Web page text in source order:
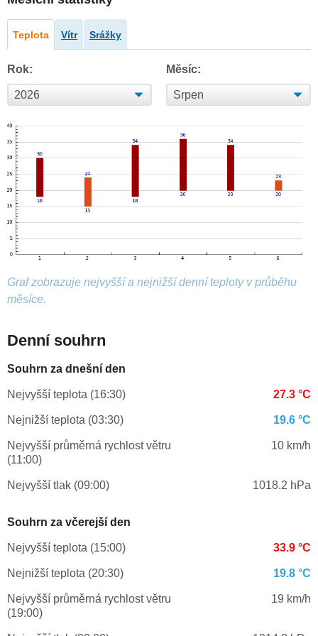
Teplota Vítr Srážky
Rok: Měsíc:
Graf zobrazuje nejvyšší a nejnižší denní teploty v průběhu
měsíce.
Denní souhrn
Souhrn za dnešní den
Nejvyšší teplota (16:30) 27.3 °C
Nejnižší teplota (03:30) 19.6 °C
Nejvyšší průměrná rychlost větru
(11:00)
10 km/h
Nejvyšší tlak (09:00) 1018.2 hPa
Souhrn za včerejší den
Nejvyšší teplota (15:00) 33.9 °C
Nejnižší teplota (20:30) 19.8 °C
Nejvyšší průměrná rychlost větru
(19:00)
19 km/h